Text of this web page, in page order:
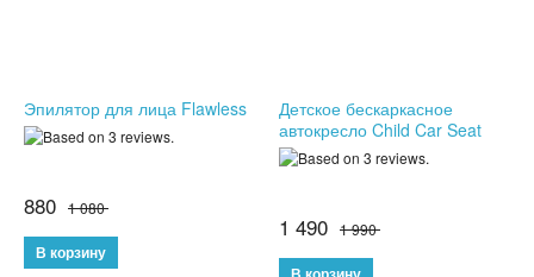
УМНЫЕ ЧАСЫ
Эпилятор для лица Flawless
880 1 080
Детское бескаркасное
автокресло Child Car Seat
1 490 1 990